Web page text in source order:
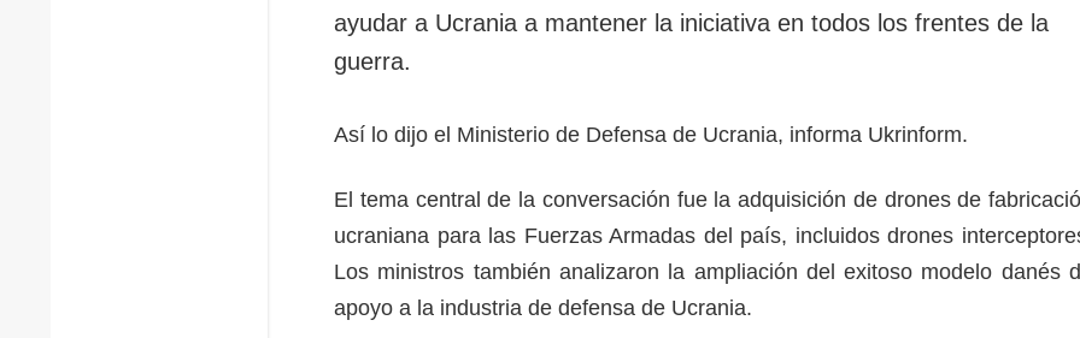
ayudar a Ucrania a mantener la iniciativa en todos los frentes de la
guerra.
Así lo dijo el Ministerio de Defensa de Ucrania, informa Ukrinform.
El tema central de la conversación fue la adquisición de drones de
ucraniana para las Fuerzas Armadas del país, incluidos drones
Los ministros también analizaron la ampliación del exitoso modelo danés
apoyo a la industria de defensa de Ucrania.